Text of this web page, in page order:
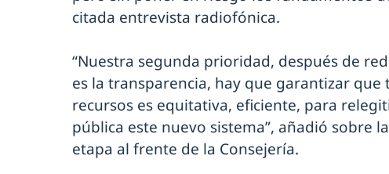
citada entrevista radiofónica.
“Nuestra segunda prioridad, después de
es la transparencia, hay que garantizar
recursos es equitativa, eficiente, para
pública este nuevo sistema”, añadió sobre
etapa al frente de la Consejería.